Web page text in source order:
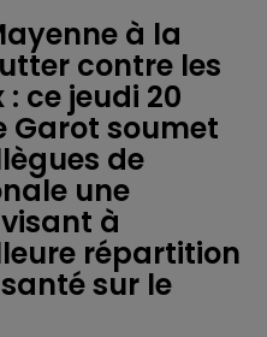
à la
contre les
ce jeudi 20
Garot soumet
de
une
à
répartition
sur le